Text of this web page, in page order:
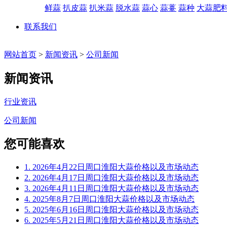
鲜蒜 扒皮蒜 扒米蒜 脱水蒜 蒜心 蒜薹 蒜种 大蒜肥
联系我们
网站首页 > 新闻资讯 > 公司新闻
新闻资讯
行业资讯
公司新闻
您可能喜欢
1. 2026年4月22日周口淮阳大蒜价格以及市场动态
2. 2026年4月17日周口淮阳大蒜价格以及市场动态
3. 2026年4月11日周口淮阳大蒜价格以及市场动态
4. 2025年8月7日周口淮阳大蒜价格以及市场动态
5. 2025年6月16日周口淮阳大蒜价格以及市场动态
6. 2025年5月21日周口淮阳大蒜价格以及市场动态